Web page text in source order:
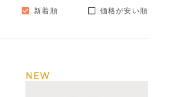
新着順 価格が安い順
NEW